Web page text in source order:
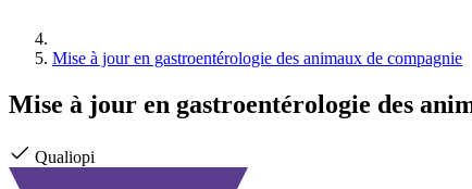
Mise à jour en gastroentérologie des animaux de compagnie
Mise à jour en gastroentérologie des
Qualiopi